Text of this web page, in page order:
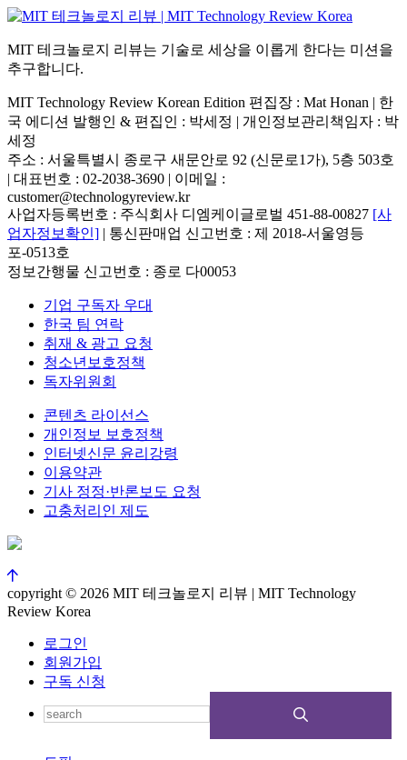
MIT 테크놀로지 리뷰는 기술로 세상을 이롭게 한다는 미션을
추구합니다.
MIT Technology Review Korean Edition 편집장 : Mat Honan | 한
국 에디션 발행인 & 편집인 : 박세정 | 개인정보관리책임자 : 박
세정
주소 : 서울특별시 종로구 새문안로 92 (신문로1가), 5층 503호
| 대표번호 : 02-2038-3690 | 이메일 :
customer@technologyreview.kr
사업자등록번호 : 주식회사 디엠케이글로벌 451-88-00827 [사
업자정보확인] | 통신판매업 신고번호 : 제 2018-서울영등
포-0513호
정보간행물 신고번호 : 종로 다00053
기업 구독자 우대
한국 팀 연락
취재 & 광고 요청
청소년보호정책
독자위원회
콘텐츠 라이선스
개인정보 보호정책
인터넷신문 윤리강령
이용약관
기사 정정·반론보도 요청
고충처리인 제도
copyright © 2026 MIT 테크놀로지 리뷰 | MIT Technology
Review Korea
로그인
회원가입
구독 신청